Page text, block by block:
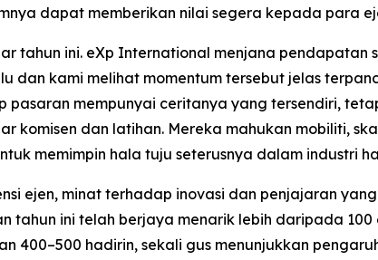
dapat memberikan nilai segera kepada para
tahun ini. eXp International menjana pendapatan
dan kami melihat momentum tersebut jelas
pasaran mempunyai ceritanya yang tersendiri,
komisen dan latihan. Mereka mahukan mobiliti,
memimpin hala tuju seterusnya dalam industri
ejen, minat terhadap inovasi dan penjajaran
tahun ini telah berjaya menarik lebih daripada
400–500 hadirin, sekali gus menunjukkan